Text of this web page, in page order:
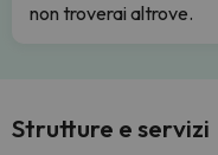
non troverai altrove.
Strutture e servizi